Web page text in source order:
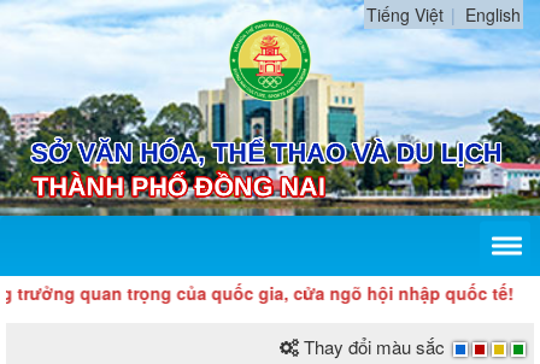
Tiếng Việt English
quan trọng của quốc gia, cửa ngõ hội nhập quốc tế!
Thay đổi màu sắc